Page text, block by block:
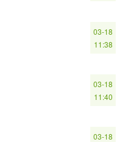
03-18
11:38
03-18
11:40
03-18